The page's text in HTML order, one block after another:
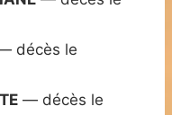
décès le
— décès le